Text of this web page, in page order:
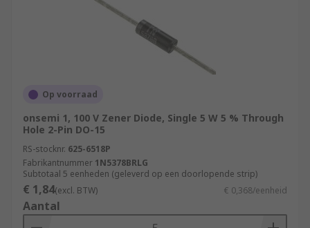
Op voorraad
onsemi 1, 100 V Zener Diode, Single 5 W 5 % Through
Hole 2-Pin DO-15
RS-stocknr. 625-6518P
Fabrikantnummer 1N5378BRLG
Subtotaal 5 eenheden (geleverd op een doorlopende strip)
€ 1,84(excl. BTW) € 0,368/eenheid
Aantal